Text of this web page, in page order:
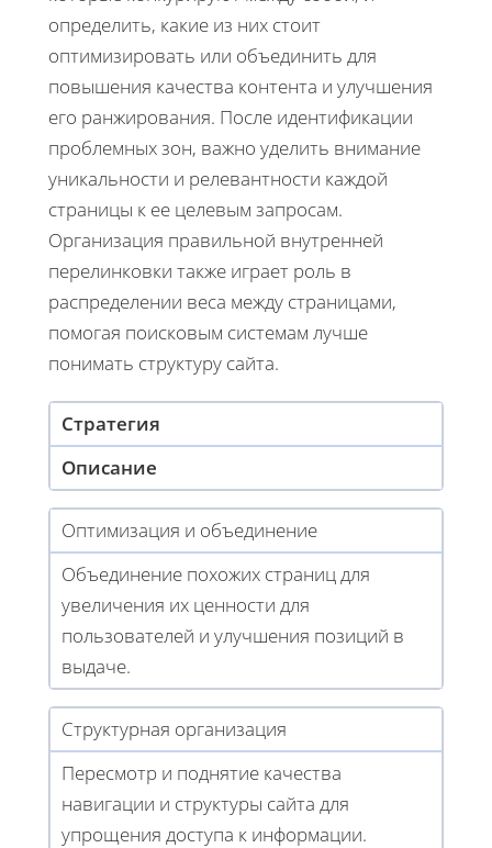
определить, какие из них стоит
оптимизировать или объединить для
повышения качества контента и улучшения
его ранжирования. После идентификации
проблемных зон, важно уделить внимание
уникальности и релевантности каждой
страницы к ее целевым запросам.
Организация правильной внутренней
перелинковки также играет роль в
распределении веса между страницами,
помогая поисковым системам лучше
понимать структуру сайта.
Стратегия
Описание
Оптимизация и объединение
Объединение похожих страниц для
увеличения их ценности для
пользователей и улучшения позиций в
выдаче.
Структурная организация
Пересмотр и поднятие качества
навигации и структуры сайта для
упрощения доступа к информации.